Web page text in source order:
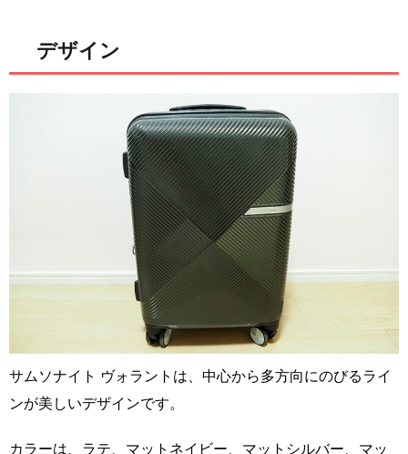
デザイン
サムソナイト ヴォラントは、中心から多方向にのびるライ
ンが美しいデザインです。
カラーは、ラテ、マットネイビー、マットシルバー、マッ